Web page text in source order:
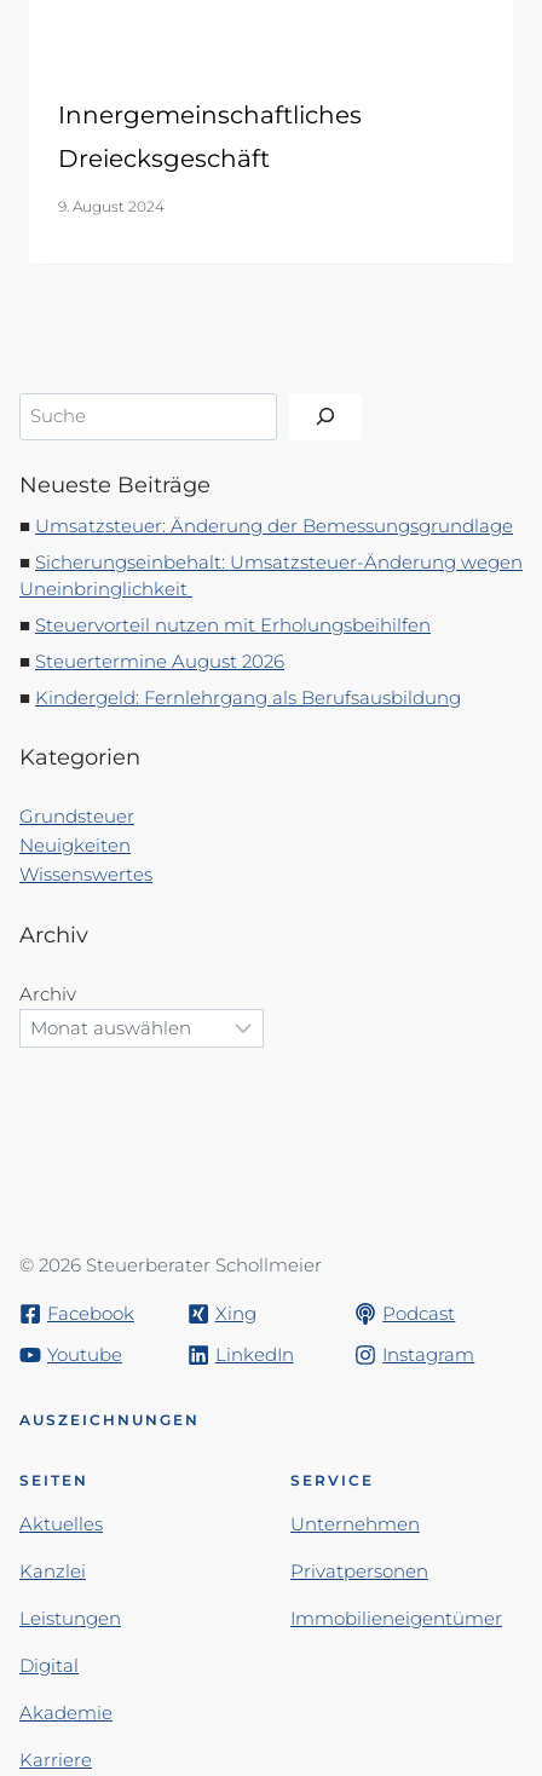
Innergemeinschaftliches
Dreiecksgeschäft
9. August 2024
Suchen
Neueste Beiträge
Umsatzsteuer: Änderung der Bemessungsgrundlage
Sicherungseinbehalt: Umsatzsteuer-Änderung wegen
Uneinbringlichkeit
Steuervorteil nutzen mit Erholungsbeihilfen
Steuertermine August 2026
Kindergeld: Fernlehrgang als Berufsausbildung
Kategorien
Grundsteuer
Neuigkeiten
Wissenswertes
Archiv
Archiv
© 2026 Steuerberater Schollmeier
Facebook Xing
Podcast
Youtube
LinkedIn Instagram
AUSZEICHNUNGEN
SEITEN
Aktuelles
Kanzlei
Leistungen
Digital
Akademie
Karriere
SERVICE
Unternehmen
Privatpersonen
Immobilieneigentümer